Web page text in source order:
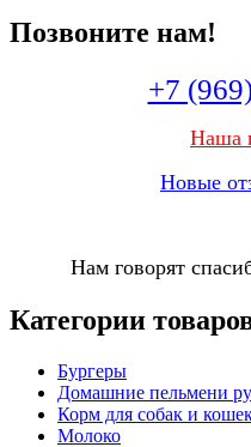
Позвоните нам!
+7
Наша
Новые
Нам говорят
Категории
Бургеры
Домашние пельмени
Корм для собак и
Молоко